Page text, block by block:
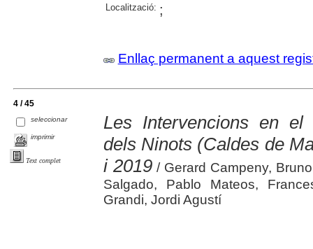
Localització: ;
Enllaç permanent a aquest
4 / 45
seleccionar
imprimir
Text complet
Les Intervencions en el
dels Ninots (Caldes de
i 2019/ Gerard Campeny,
Salgado, Pablo Mateos,
Grandi, Jordi Agustí